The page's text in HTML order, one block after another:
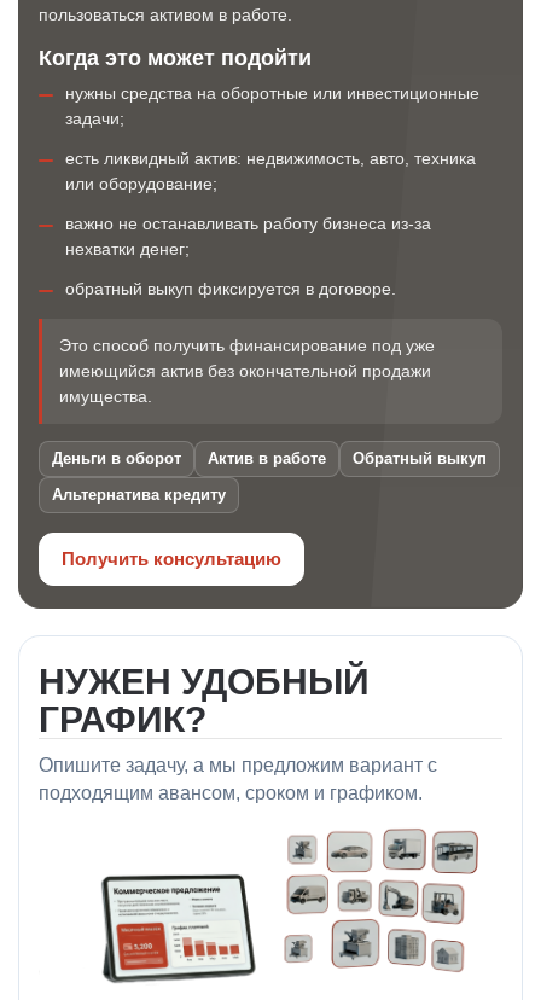
пользоваться активом в работе.
Когда это может подойти
нужны средства на оборотные или инвестиционные
задачи;
есть ликвидный актив: недвижимость, авто, техника
или оборудование;
важно не останавливать работу бизнеса из-за
нехватки денег;
обратный выкуп фиксируется в договоре.
Это способ получить финансирование под уже
имеющийся актив без окончательной продажи
имущества.
Деньги в оборот Актив в работе
Обратный выкуп
Альтернатива кредиту
Получить консультацию
НУЖЕН УДОБНЫЙ
ГРАФИК?
Опишите задачу, а мы предложим вариант с
подходящим авансом, сроком и графиком.